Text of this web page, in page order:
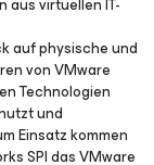
auf physische und
von VMware
Technologien
und
Einsatz kommen
SPI das VMware